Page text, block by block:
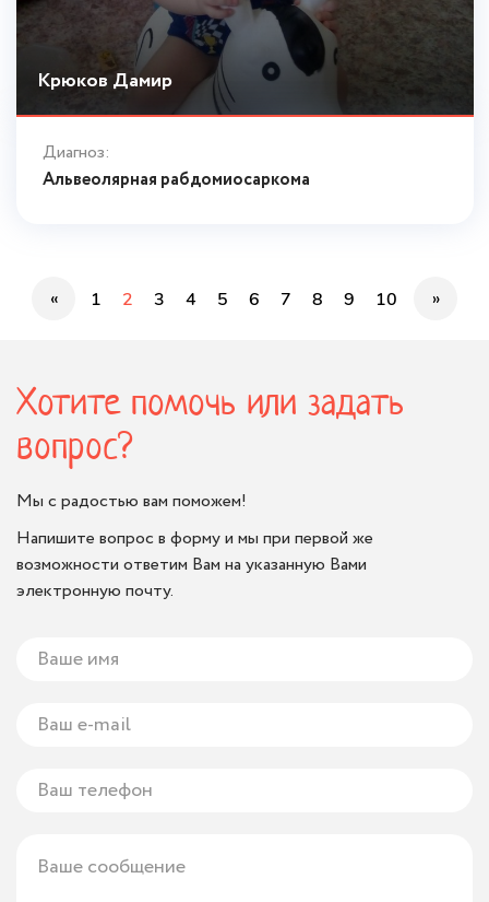
Крюков Дамир
Диагноз:
Альвеолярная рабдомиосаркома
« 1 2 3 4 5 6 7 8 9 10 »
Хотите помочь или задать
вопрос?
Мы с радостью вам поможем!
Напишите вопрос в форму и мы при первой же
возможности ответим Вам на указанную Вами
электронную почту.